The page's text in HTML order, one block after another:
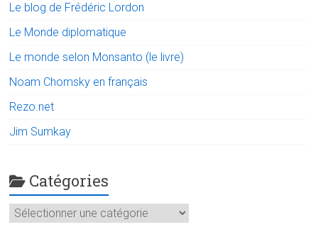
Le blog de Frédéric Lordon
Le Monde diplomatique
Le monde selon Monsanto (le livre)
Noam Chomsky en français
Rezo.net
Jim Sumkay
Catégories
Catégories